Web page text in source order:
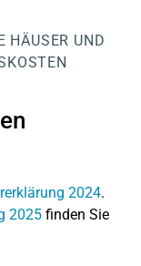
HÄUSER UND
2024.
2025 finden Sie